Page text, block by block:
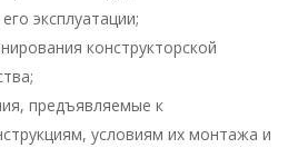
эксплуатации;
конструкторской
предъявляемые к
условиям их монтажа и